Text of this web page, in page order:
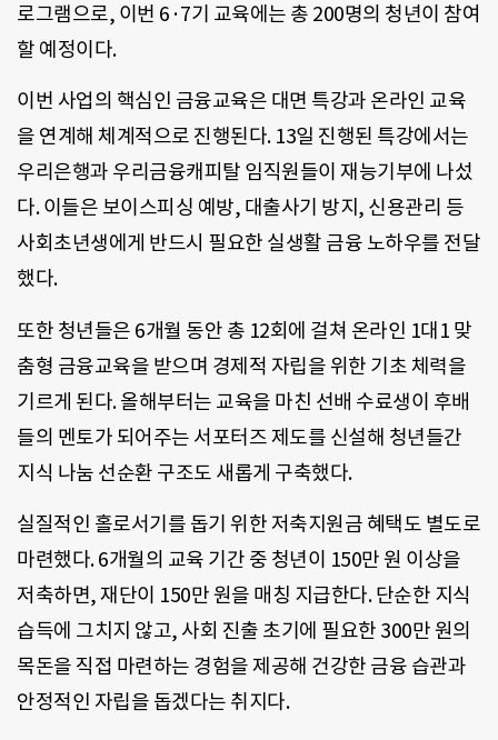
로그램으로, 이번 6·7기 교육에는 총 200명의 청년이 참여
할 예정이다.
이번 사업의 핵심인 금융교육은 대면 특강과 온라인 교육
을 연계해 체계적으로 진행된다. 13일 진행된 특강에서는
우리은행과 우리금융캐피탈 임직원들이 재능기부에 나섰
다. 이들은 보이스피싱 예방, 대출사기 방지, 신용관리 등
사회초년생에게 반드시 필요한 실생활 금융 노하우를 전달
했다.
또한 청년들은 6개월 동안 총 12회에 걸쳐 온라인 1대1 맞
춤형 금융교육을 받으며 경제적 자립을 위한 기초 체력을
기르게 된다. 올해부터는 교육을 마친 선배 수료생이 후배
들의 멘토가 되어주는 서포터즈 제도를 신설해 청년들간
지식 나눔 선순환 구조도 새롭게 구축했다.
실질적인 홀로서기를 돕기 위한 저축지원금 혜택도 별도로
마련했다. 6개월의 교육 기간 중 청년이 150만 원 이상을
저축하면, 재단이 150만 원을 매칭 지급한다. 단순한 지식
습득에 그치지 않고, 사회 진출 초기에 필요한 300만 원의
목돈을 직접 마련하는 경험을 제공해 건강한 금융 습관과
안정적인 자립을 돕겠다는 취지다.